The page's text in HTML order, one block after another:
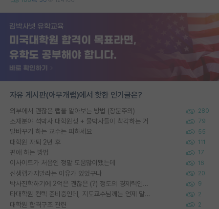
자유 게시판(아무개랩)에서 핫한 인기글은?
외부에서 괜찮은 랩을 알아보는 방법 (장문주의) 280
소재분야 석박사 대학원생 + 물박사들이 착각하는 거 79
말바꾸기 하는 교수는 피하세요 55
대학원 자퇴 2년 후 111
편애 하는 방법 17
이사이트가 처음엔 정말 도움많이됐는데 16
신생랩가지말라는 이유가 있었구나 20
박사진학하기에 2억은 괜찮은 (?) 정도의 경제력인가요 9
타대학원 컨텍 준비중인데, 지도교수님께는 언제 말씀드려야 할까요? 2
대학원 합격구조 관련 2